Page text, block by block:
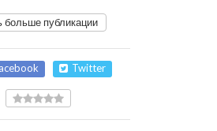
больше публикации
Twitter